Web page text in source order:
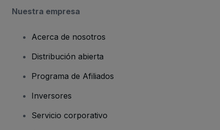
Nuestra empresa
Acerca de nosotros
Distribución abierta
Programa de Afiliados
Inversores
Servicio corporativo